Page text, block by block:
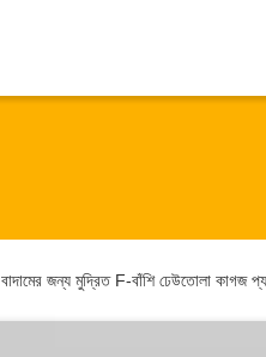
বাদামের জন্য মুদ্রিত F-বাঁশি ঢেউতোলা কাগজ